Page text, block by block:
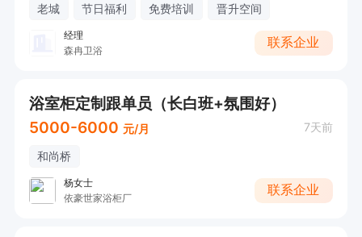
老城 节日福利 免费培训 晋升空间
经理
森冉卫浴
联系企业
浴室柜定制跟单员（长白班+氛围好）
5000-6000 元/月 7天前
和尚桥
杨女士
依豪世家浴柜厂
联系企业